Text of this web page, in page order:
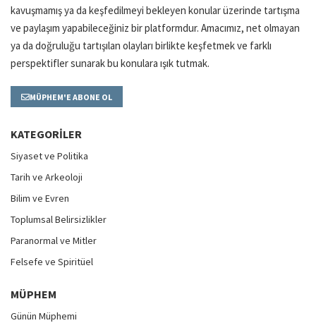
kavuşmamış ya da keşfedilmeyi bekleyen konular üzerinde tartışma
ve paylaşım yapabileceğiniz bir platformdur. Amacımız, net olmayan
ya da doğruluğu tartışılan olayları birlikte keşfetmek ve farklı
perspektifler sunarak bu konulara ışık tutmak.
MÜPHEM'E ABONE OL
KATEGORILER
Siyaset ve Politika
Tarih ve Arkeoloji
Bilim ve Evren
Toplumsal Belirsizlikler
Paranormal ve Mitler
Felsefe ve Spiritüel
MÜPHEM
Günün Müphemi